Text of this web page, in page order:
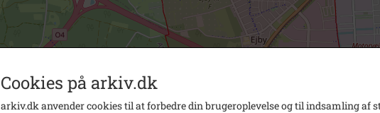
Cookies på arkiv.dk
arkiv.dk anvender cookies til at forbedre din brugeroplevelse og til indsamling af